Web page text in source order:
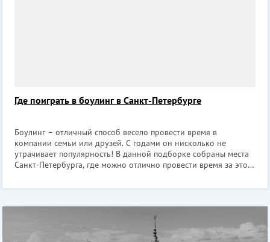
Где поиграть в боулинг в Санкт-Петербурге
Боулинг – отличный способ весело провести время в
компании семьи или друзей. С годами он нисколько не
утрачивает популярность! В данной подборке собраны места
Санкт-Петербурга, где можно отлично провести время за этой
Покатать шары в клуб